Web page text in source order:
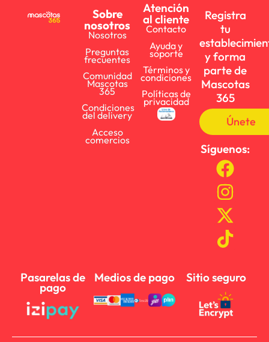
Sobre
nosotros
Nosotros
Preguntas
frecuentes
Comunidad
Mascotas
365
Condiciones
del delivery
Acceso
comercios
Atención
al cliente
Contacto
Ayuda y
soporte
Términos y
condiciones
Políticas de
privacidad
Registra
tu
y forma
parte de
Mascotas
365
Únete
Síguenos:
Pasarelas de
pago
Medios de pago Sitio seguro